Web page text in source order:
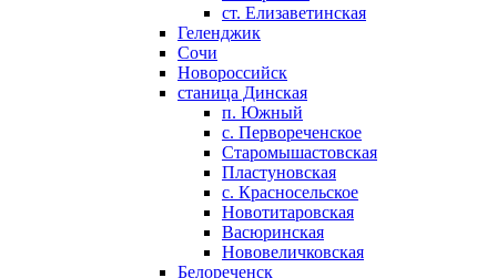
ст. Елизаветинская
Геленджик
Сочи
Новороссийск
станица Динская
п. Южный
с. Первореченское
Старомышастовская
Пластуновская
с. Красносельское
Новотитаровская
Васюринская
Нововеличковская
Белореченск